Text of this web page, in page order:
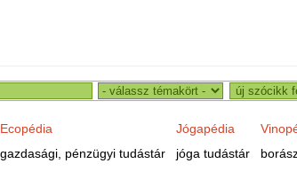
Ecopédia Jógapédia
gazdasági, pénzügyi tudástár jóga tudástár